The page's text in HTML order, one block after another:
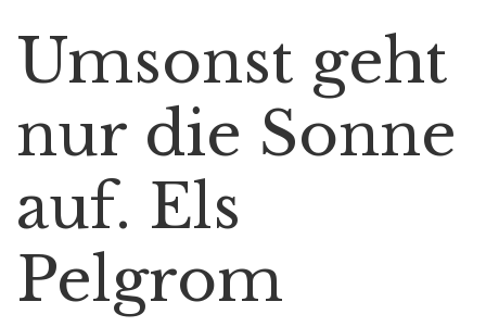
Umsonst geht
nur die Sonne
auf. Els
Pelgrom